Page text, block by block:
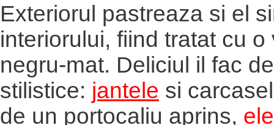
Exteriorul pastreaza si el
interiorului, fiind tratat cu o
negru-mat. Deliciul il fac
stilistice: jantele si
de un portocaliu aprins,